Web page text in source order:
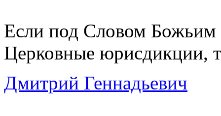
Если под Словом Божьим
Церковные юрисдикции,
Дмитрий Геннадьевич